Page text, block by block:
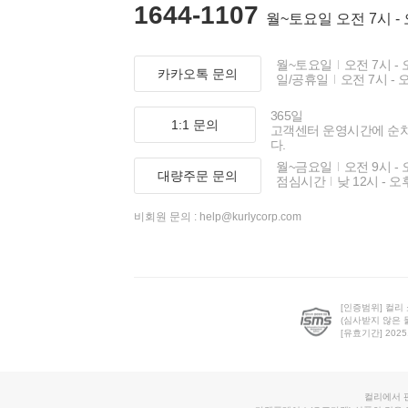
1644-1107 월~토요일 오전 7시 -
카카오톡 문의
월~토요일
오전 7시 -
일/공휴일
오전 7시 -
1:1 문의
365일
고객센터 운영시간에 순
다.
대량주문 문의
월~금요일
오전 9시 -
점심시간
낮 12시 - 오
비회원 문의 : help@kurlycorp.com
[인증범위] 컬리
(심사받지 않은
[유효기간]
컬리에서